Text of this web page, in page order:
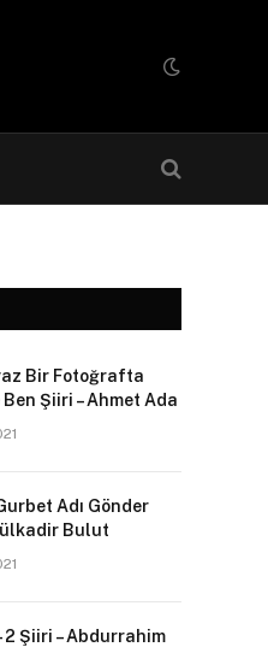
Bir Fotoğrafta
Ben Şiiri – Ahmet Ada
Adı Gönder
Bulut
2 Şiiri – Abdurrahim